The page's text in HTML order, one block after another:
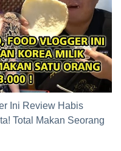
Ini Review Habis
Total Makan Seorang